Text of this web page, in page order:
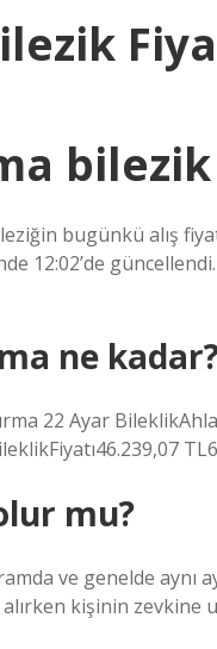
bilezik
bugünkü alış
12:02’de
ne
22 Ayar
mu?
ve genelde aynı
kişinin zevkine